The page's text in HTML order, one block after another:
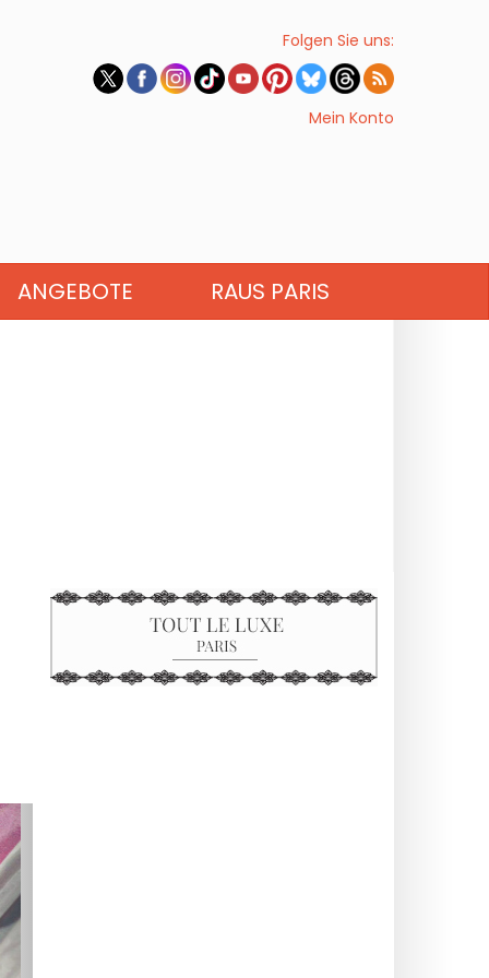
Folgen Sie uns:
Mein Konto
ANGEBOTE RAUS PARIS